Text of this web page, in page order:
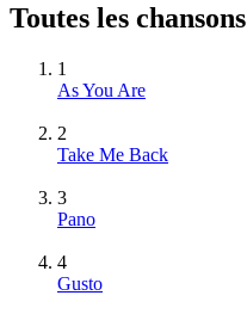
Toutes les chansons
1
As You Are
2
Take Me Back
3
Pano
4
Gusto